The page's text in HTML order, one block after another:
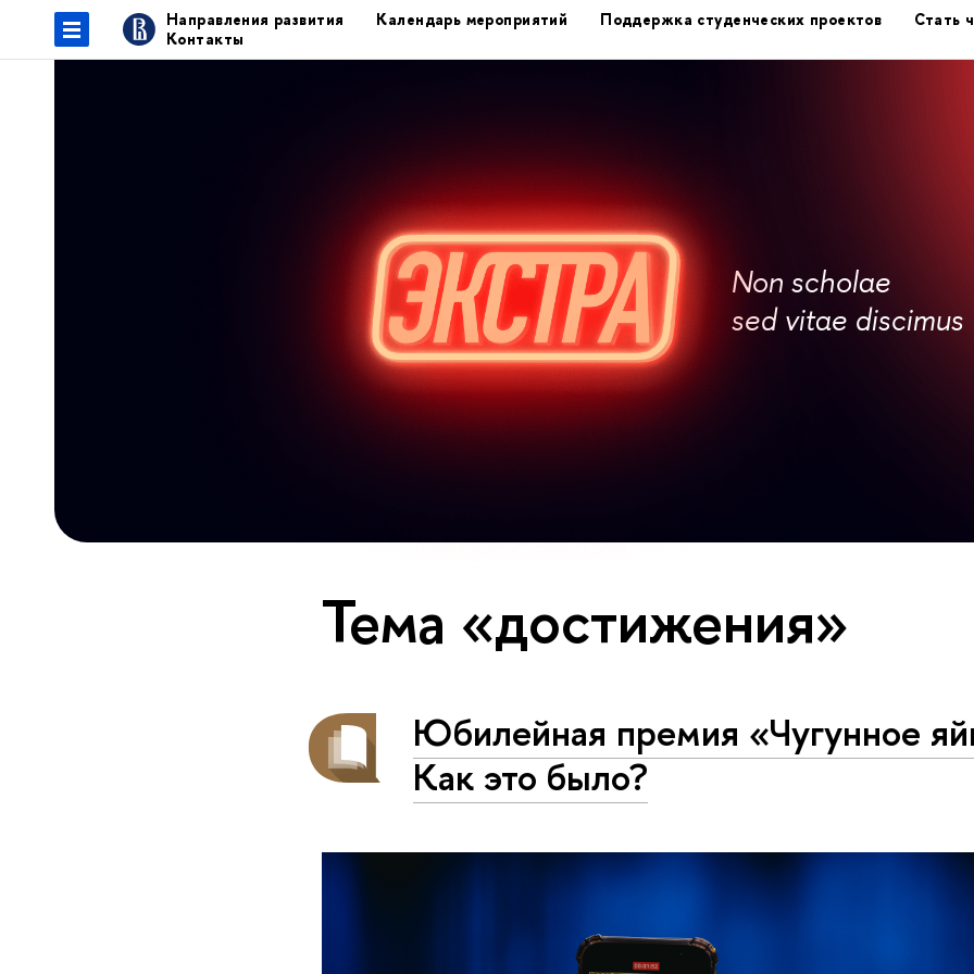
Направления развития Календарь мероприятий Поддержка студенческих проектов
Стать
Контакты
Non scholae
sed vitae discimus
Тема «достижения»
Юбилейная премия «Чугунное
Как это было?